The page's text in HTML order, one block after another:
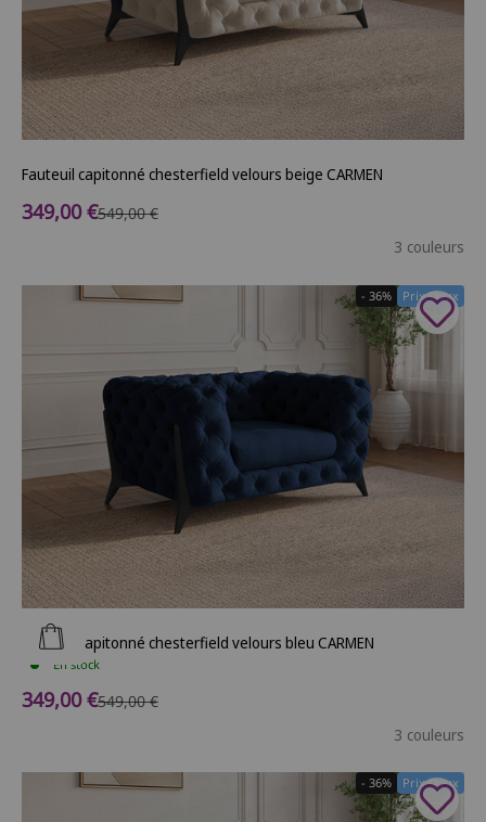
Fauteuil capitonné chesterfield velours beige CARMEN
Prix de vente
349,00 €Prix normal
549,00 €
3 couleurs
Prix Doux
- 36%
Ajouter au panier
Fauteuil capitonné chesterfield velours bleu CARMEN
En stock
Prix de vente
349,00 €Prix normal
549,00 €
3 couleurs
Prix Doux
- 36%